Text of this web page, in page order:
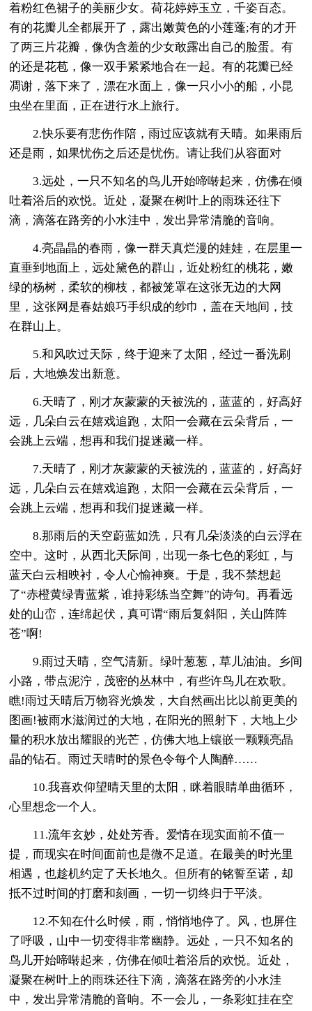
着粉红色裙子的美丽少女。荷花婷婷玉立，千姿百态。
有的花瓣儿全都展开了，露出嫩黄色的小莲蓬;有的才开
了两三片花瓣，像伪含羞的少女敢露出自己的脸蛋。有
的还是花苞，像一双手紧紧地合在一起。有的花瓣已经
凋谢，落下来了，漂在水面上，像一只小小的船，小昆
虫坐在里面，正在进行水上旅行。
2.快乐要有悲伤作陪，雨过应该就有天晴。如果雨后
还是雨，如果忧伤之后还是忧伤。请让我们从容面对
3.远处，一只不知名的鸟儿开始啼啭起来，仿佛在倾
吐着浴后的欢悦。近处，凝聚在树叶上的雨珠还往下
滴，滴落在路旁的小水洼中，发出异常清脆的音响。
4.亮晶晶的春雨，像一群天真烂漫的娃娃，在层里一
直垂到地面上，远处黛色的群山，近处粉红的桃花，嫩
绿的杨树，柔软的柳枝，都被笼罩在这张无边的大网
里，这张网是春姑娘巧手织成的纱巾，盖在天地间，技
在群山上。
5.和风吹过天际，终于迎来了太阳，经过一番洗刷
后，大地焕发出新意。
6.天晴了，刚才灰蒙蒙的天被洗的，蓝蓝的，好高好
远，几朵白云在嬉戏追跑，太阳一会藏在云朵背后，一
会跳上云端，想再和我们捉迷藏一样。
7.天晴了，刚才灰蒙蒙的天被洗的，蓝蓝的，好高好
远，几朵白云在嬉戏追跑，太阳一会藏在云朵背后，一
会跳上云端，想再和我们捉迷藏一样。
8.那雨后的天空蔚蓝如洗，只有几朵淡淡的白云浮在
空中。这时，从西北天际间，出现一条七色的彩虹，与
蓝天白云相映衬，令人心愉神爽。于是，我不禁想起
了“赤橙黄绿青蓝紫，谁持彩练当空舞”的诗句。再看远
处的山峦，连绵起伏，真可谓“雨后复斜阳，关山阵阵
苍”啊!
9.雨过天晴，空气清新。绿叶葱葱，草儿油油。乡间
小路，带点泥泞，茂密的丛林中，有些许鸟儿在欢歌。
瞧!雨过天晴后万物容光焕发，大自然画出比以前更美的
图画!被雨水滋润过的大地，在阳光的照射下，大地上少
量的积水放出耀眼的光芒，仿佛大地上镶嵌一颗颗亮晶
晶的钻石。雨过天晴时的景色令每个人陶醉……
10.我喜欢仰望晴天里的太阳，眯着眼睛单曲循环，
心里想念一个人。
11.流年玄妙，处处芳香。爱情在现实面前不值一
提，而现实在时间面前也是微不足道。在最美的时光里
相遇，也趁机约定了天长地久。但所有的铭誓至诺，却
抵不过时间的打磨和刻画，一切一切终归于平淡。
12.不知在什么时候，雨，悄悄地停了。风，也屏住
了呼吸，山中一切变得非常幽静。远处，一只不知名的
鸟儿开始啼啭起来，仿佛在倾吐着浴后的欢悦。近处，
凝聚在树叶上的雨珠还往下滴，滴落在路旁的小水洼
中，发出异常清脆的音响。不一会儿，一条彩虹挂在空